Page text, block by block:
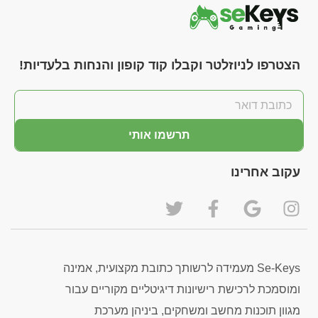
הצטרפו לניוזלטר וקבלו קוד קופון והנחות בלעדיות!
תרשמו אותי
עקוב אחרינו
Se-Keys מעמידה לרשותך כתובת מקצועית, אמינה
ומוסמכת לרכישת רישיונות דיגיטליים מקוריים עבור
מגוון תוכנות מחשב ומשחקים, ביניהן מערכת